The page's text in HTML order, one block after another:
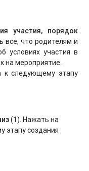
участия, порядок
все, что родителям и
условиях участия в
на мероприятие.
к следующему этапу
(1). Нажать на
этапу создания